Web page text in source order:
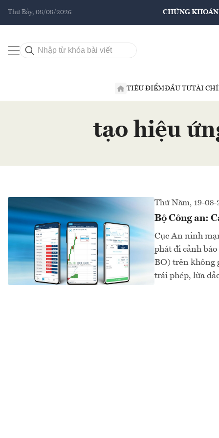
Thứ Bảy, 08/08/2026 CHỨNG KHOÁN
TIÊU ĐIỂMĐẦU TƯTÀI
tạo hiệu
Thứ Năm, 19-08-
Bộ Công an:
Cục An ninh
phát đi cảnh
BO) trên không
trái phép, lừa